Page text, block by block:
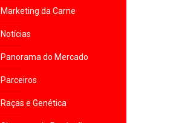
Marketing da Carne
Notícias
Panorama do Mercado
Parceiros
Raças e Genética